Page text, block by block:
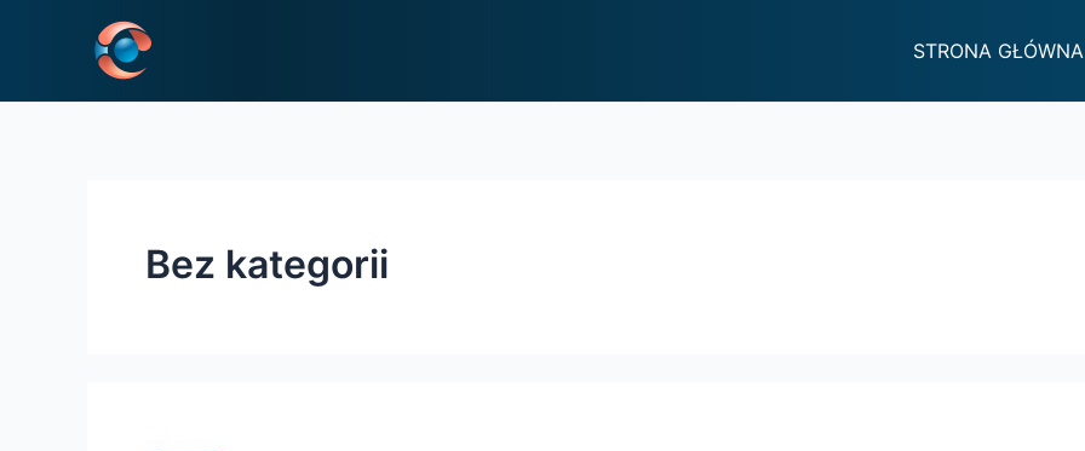
STRONA GŁÓWNA
Bez kategorii